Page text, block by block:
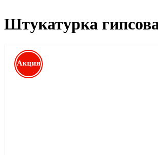
Штукатурка
Акция